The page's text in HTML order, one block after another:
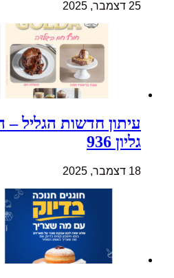
25 דצמבר, 2025
עיתון חדשות הגליל
גליון 936
18 דצמבר, 2025